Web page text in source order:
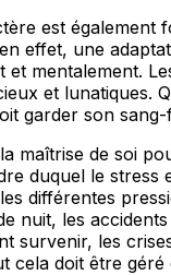
est également
effet, une
et mentalement.
et lunatiques.
garder son
maîtrise de soi
duquel le stress
différentes
nuit, les
survenir, les
cela doit être géré